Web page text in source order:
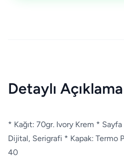
Detaylı Açıklama
* Kağıt: 70gr. Ivory Krem * Sayfa
Dijital, Serigrafi * Kapak: Termo
40